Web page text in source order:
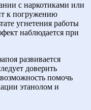
с наркотиками или
к погружению
угнетения работы
наблюдается при
развивается
доверить
помочь
этанолом и